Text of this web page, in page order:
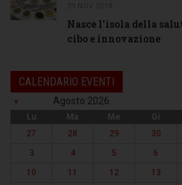
salute le
spezie
Nasce l’isola della
cibo e innovazione
CALENDARIO EVENTI
« Agosto 2026
Lu Ma Me Gi
27
28 29 30
3
4 5 6
10
11 12 13